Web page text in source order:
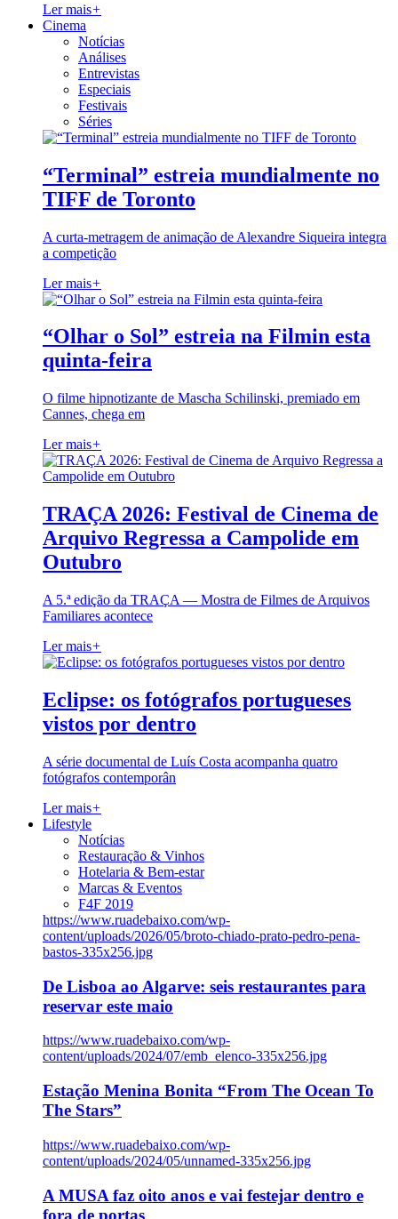
Ler mais+
Cinema
Notícias
Análises
Entrevistas
Especiais
Festivais
Séries
“Terminal” estreia mundialmente no
TIFF de Toronto
A curta-metragem de animação de Alexandre Siqueira integra
a competição
Ler mais+
“Olhar o Sol” estreia na Filmin esta
quinta-feira
O filme hipnotizante de Mascha Schilinski, premiado em
Cannes, chega em
Ler mais+
TRAÇA 2026: Festival de Cinema de
Arquivo Regressa a Campolide em
Outubro
A 5.ª edição da TRAÇA — Mostra de Filmes de Arquivos
Familiares acontece
Ler mais+
Eclipse: os fotógrafos portugueses
vistos por dentro
A série documental de Luís Costa acompanha quatro
fotógrafos contemporân
Ler mais+
Lifestyle
Notícias
Restauração & Vinhos
Hotelaria & Bem-estar
Marcas & Eventos
F4F 2019
https://www.ruadebaixo.com/wp-
content/uploads/2026/05/broto-chiado-prato-pedro-pena-
bastos-335x256.jpg
De Lisboa ao Algarve: seis restaurantes para
reservar este maio
https://www.ruadebaixo.com/wp-
content/uploads/2024/07/emb_elenco-335x256.jpg
Estação Menina Bonita “From The Ocean To
The Stars”
https://www.ruadebaixo.com/wp-
content/uploads/2024/05/unnamed-335x256.jpg
A MUSA faz oito anos e vai festejar dentro e
fora de portas